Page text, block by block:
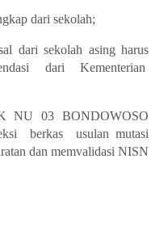
dari sekolah;
dari sekolah asing harus
dari Kementerian
NU 03 BONDOWOSO
berkas usulan mutasi
dan memvalidasi NISN